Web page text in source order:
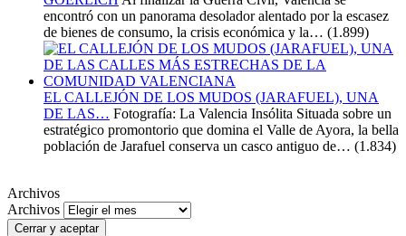
encontró con un panorama desolador alentado por la escasez
de bienes de consumo, la crisis económica y la… (1.899)
EL CALLEJÓN DE LOS MUDOS (JARAFUEL), UNA
DE LAS… Fotografía: La Valencia Insólita Situada sobre un
estratégico promontorio que domina el Valle de Ayora, la bella
población de Jarafuel conserva un casco antiguo de… (1.834)
Archivos
Archivos